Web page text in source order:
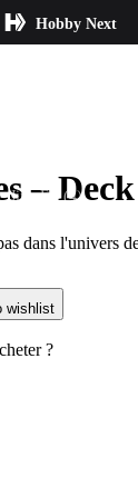
Hobby Next
Jinx FR (4)
–
dans l'univers
wishlist
?